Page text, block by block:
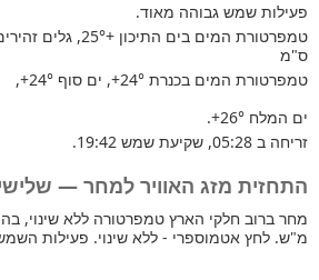
פעילות שמש גבוהה מאוד.
טמפרטורת המים בים התיכון +25°
ס"מ
טמפרטורת המים בכנרת +24°, ים סוף +24°
,
ים המלח +26°
.
זריחה ב 05:28, שקיעת שמש 19:42.
התחזית מזג האוויר למחר — שלישי, 7
מ"ש. לחץ אטמוספרי - ללא שינוי. פעילות